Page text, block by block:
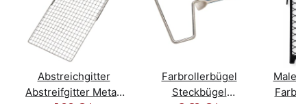
Abstreichgitter
Abstreifgitter Metall
Farbrollerbügel
Steckbügel
Maler